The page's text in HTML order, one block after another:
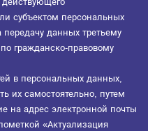
субъектом персональных
данных третьему
гражданско-правовому
в персональных данных,
их самостоятельно, путем
на адрес электронной почты
«Актуализация